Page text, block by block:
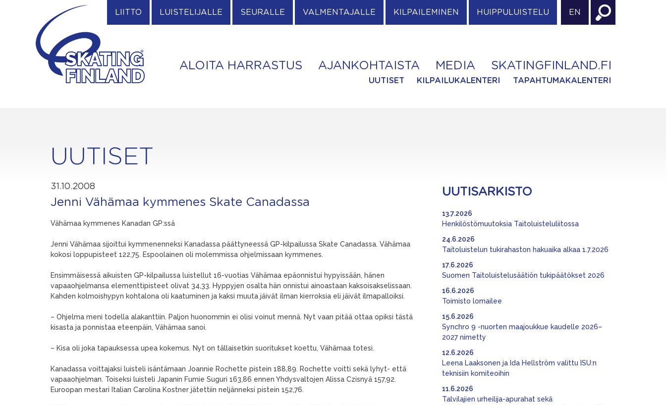
LIITTO LUISTELIJALLE SEURALLE VALMENTAJALLE KILPAILEMINEN HUIPPULUISTELU EN
ALOITA HARRASTUS AJANKOHTAISTA MEDIA SKATINGFINLAND.FI
UUTISET KILPAILUKALENTERI TAPAHTUMAKALENTERI
UUTISET
31.10.2008
Jenni Vähämaa kymmenes Skate Canadassa
Vähämaa kymmenes Kanadan GP:ssä
Jenni Vähämaa sijoittui kymmenenneksi Kanadassa päättyneessä GP-kilpailussa Skate Canadassa. Vähämaa
kokosi loppupisteet 122,75. Espoolainen oli molemmissa ohjelmissaan kymmenes.
Ensimmäisessä aikuisten GP-kilpailussa luistellut 16-vuotias Vähämaa epäonnistui hypyissään, hänen
vapaaohjelmansa elementtipisteet olivat 34,33. Hyppyjen osalta hän onnistui ainoastaan kaksoisakselissaan.
Kahden kolmoishypyn kohtalona oli kaatuminen ja kaksi muuta jäivät ilman kierroksia eli jäivät ilmapalloiksi.
– Ohjelma meni todella alakanttiin. Paljon huonommin ei olisi voinut mennä. Nyt vaan pitää ottaa opiksi tästä
kisasta ja ponnistaa eteenpäin, Vähämaa sanoi.
– Kisa oli joka tapauksessa upea kokemus. Nyt on tällaisetkin suoritukset koettu, Vähämaa totesi.
Kanadassa voittajaksi luisteli isäntämaan Joannie Rochette pistein 188,89. Rochette voitti sekä lyhyt- että
vapaaohjelman. Toiseksi luisteli Japanin Fumie Suguri 163,86 ennen Yhdysvaltojen Alissa Czisnyä 157,92.
Euroopan mestari Italian Carolina Kostner jätettiin neljänneksi pistein 152,76.
UUTISARKISTO
Henkilöstömuutoksia Taitoluisteluliitossa
13.7.2026
Taitoluistelun tukirahaston hakuaika alkaa 1.7.2026
24.6.2026
Suomen Taitoluistelusäätiön tukipäätökset 2026
17.6.2026
Toimisto lomailee
16.6.2026
Synchro 9 -nuorten maajoukkue kaudelle 2026–
2027 nimetty
15.6.2026
Leena Laaksonen ja Ida Hellström valittu ISU:n
teknisiin komiteoihin
12.6.2026
Talvilajien urheilija-apurahat sekä
11.6.2026